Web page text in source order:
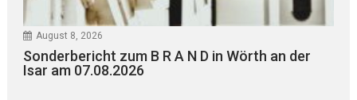
August 8, 2026
Sonderbericht zum B R A N D in Wörth an der
Isar am 07.08.2026